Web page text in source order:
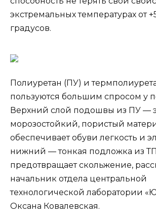
экстремальных температурах от
градусов.
Полиуретан (ПУ) и
пользуются большим спросом у
Верхний слой подошвы из ПУ —
морозостойкий, пористый
обеспечивает обуви легкость и
нижний — тонкая подложка из
предотвращает скольжение,
начальник отдела центральной
технологической лаборатории
Оксана Ковалевская.